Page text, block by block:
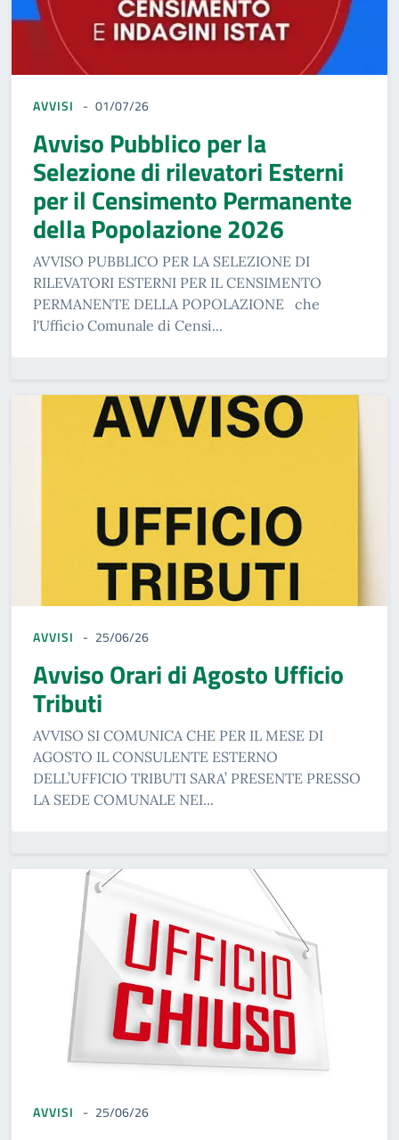
AVVISI 01/07/26
Avviso Pubblico per la
Selezione di rilevatori Esterni
per il Censimento Permanente
della Popolazione 2026
AVVISO PUBBLICO PER LA SELEZIONE DI
RILEVATORI ESTERNI PER IL CENSIMENTO
PERMANENTE DELLA POPOLAZIONE che
l'Ufficio Comunale di Censi...
AVVISI 25/06/26
Avviso Orari di Agosto Ufficio
Tributi
AVVISO SI COMUNICA CHE PER IL MESE DI
AGOSTO IL CONSULENTE ESTERNO
DELL’UFFICIO TRIBUTI SARA’ PRESENTE PRESSO
LA SEDE COMUNALE NEI...
AVVISI 25/06/26